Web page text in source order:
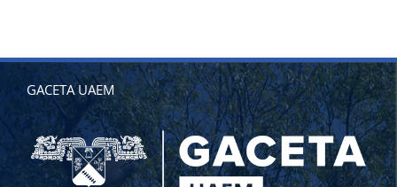
GACETA UAEM